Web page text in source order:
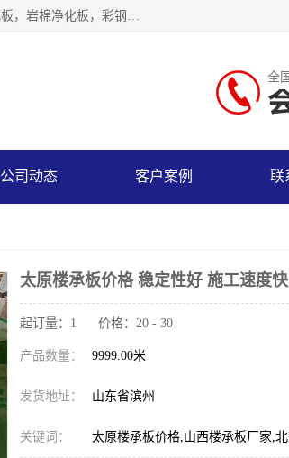
山东中汇彩钢有限公司专业从事聚氨酯封边岩棉板、岩棉板的生产制造，主要产品有：净化板，手工净化板，岩棉净化板，彩钢板，聚氨酯封边岩棉复合板，聚氨酯封边岩棉夹芯板。
全
公司动态 客户案例 联
太原楼承板价格 稳定性好 施工速度快
起订量：1 价格：20 - 30
产品数量： 9999.00米
发货地址： 山东省滨州
关键词： 太原楼承板价格,山西楼承板厂家,